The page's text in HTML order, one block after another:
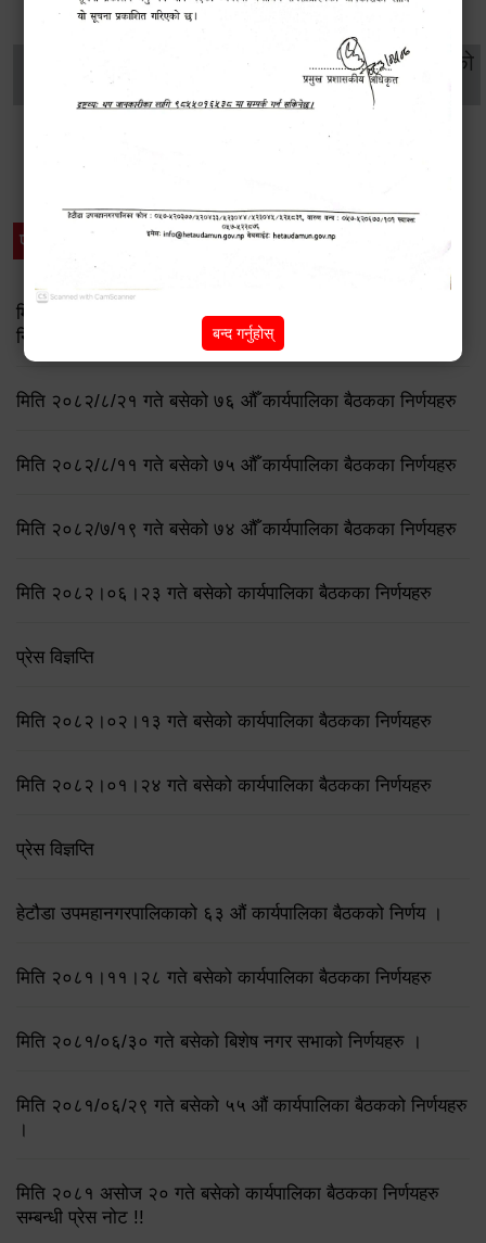
थप विवरणहरु
व्यक्तिगत घटना दर्ता
महिला
वातावरण
सूचनाको
प्रेस नोट
मिति २०८३ जेष्ठ १७ गते बसेको ८३औं नगर कार्यपालिकाको बैठकको
निर्णय
मिति २०८२/८/२१ गते बसेको ७६ औँ कार्यपालिका बैठकका निर्णयहरु
मिति २०८२/८/११ गते बसेको ७५ औँ कार्यपालिका बैठकका निर्णयहरु
मिति २०८२/७/१९ गते बसेको ७४ औँ कार्यपालिका बैठकका निर्णयहरु
मिति २०८२।०६।२३ गते बसेको कार्यपालिका बैठकका निर्णयहरु
प्रेस विज्ञप्ति
मिति २०८२।०२।१३ गते बसेको कार्यपालिका बैठकका निर्णयहरु
मिति २०८२।०१।२४ गते बसेको कार्यपालिका बैठकका निर्णयहरु
प्रेस विज्ञप्ति
हेटौडा उपमहानगरपालिकाको ६३ औं कार्यपालिका बैठकको निर्णय ।
मिति २०८१।११।२८ गते बसेको कार्यपालिका बैठकका निर्णयहरु
मिति २०८१/०६/३० गते बसेको बिशेष नगर सभाको निर्णयहरु ।
मिति २०८१/०६/२९ गते बसेको ५५ औं कार्यपालिका बैठकको निर्णयहरु
।
मिति २०८१ असोज २० गते बसेको कार्यपालिका बैठकका निर्णयहरु
सम्बन्धी प्रेस नोट !!
बन्द गर्नुहोस्